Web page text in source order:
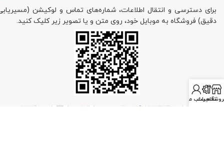
برای دسترسی و انتقال اطلاعات، شماره‌های تماس و لوکیشن
دقیق) فروشگاه به موبایل خود، روی متن و یا تصویر زیر کلیک کنید.
تعمیرات
حساب من